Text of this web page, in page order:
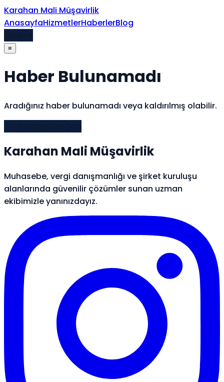
İçeriğe atla
Karahan Mali Müşavirlik
AnasayfaHizmetlerHaberlerBlog
≡
Haber Bulunamadı
Aradığınız haber bulunamadı veya kaldırılmış olabilir.
Karahan Mali Müşavirlik
Muhasebe, vergi danışmanlığı ve şirket kuruluşu
alanlarında güvenilir çözümler sunan uzman
ekibimizle yanınızdayız.